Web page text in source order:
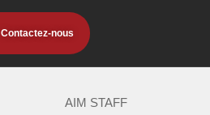
Contactez-nous
AIM STAFF